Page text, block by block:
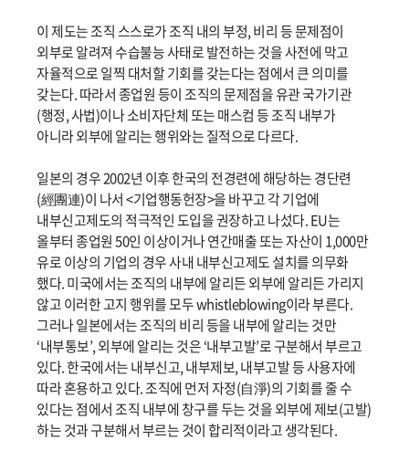
이 제도는 조직 스스로가 조직 내의 부정, 비리 등 문제점이
외부로 알려져 수습불능 사태로 발전하는 것을 사전에 막고
자율적으로 일찍 대처할 기회를 갖는다는 점에서 큰 의미를
갖는다. 따라서 종업원 등이 조직의 문제점을 유관 국가기관
(행정, 사법)이나 소비자단체 또는 매스컴 등 조직 내부가
아니라 외부에 알리는 행위와는 질적으로 다르다.
일본의 경우 2002년 이후 한국의 전경련에 해당하는 경단련
(經團連)이 나서 <기업행동헌장>을 바꾸고 각 기업에
내부신고제도의 적극적인 도입을 권장하고 나섰다. EU는
올부터 종업원 50인 이상이거나 연간매출 또는 자산이 1,000만
유로 이상의 기업의 경우 사내 내부신고제도 설치를 의무화
했다. 미국에서는 조직의 내부에 알리든 외부에 알리든 가리지
않고 이러한 고지 행위를 모두 whistleblowing이라 부른다.
그러나 일본에서는 조직의 비리 등을 내부에 알리는 것만
‘내부통보’, 외부에 알리는 것은 ‘내부고발’로 구분해서 부르고
있다. 한국에서는 내부신고, 내부제보, 내부고발 등 사용자에
따라 혼용하고 있다. 조직에 먼저 자정(自淨)의 기회를 줄 수
있다는 점에서 조직 내부에 창구를 두는 것을 외부에 제보(고발)
하는 것과 구분해서 부르는 것이 합리적이라고 생각된다.